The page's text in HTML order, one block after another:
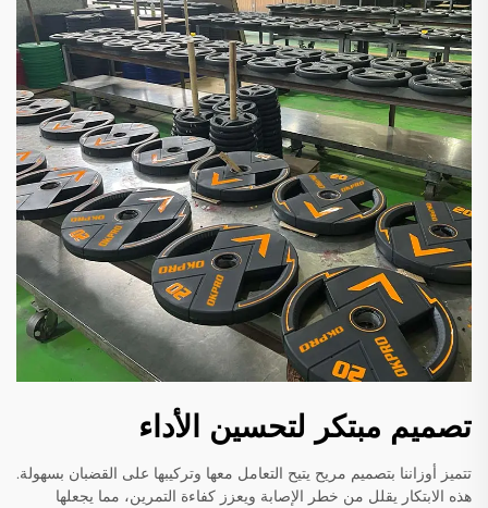
تصميم مبتكر لتحسين الأداء
تتميز أوزاننا بتصميم مريح يتيح التعامل معها وتركيبها على القضبان بسهولة.
هذه الابتكار يقلل من خطر الإصابة ويعزز كفاءة التمرين، مما يجعلها